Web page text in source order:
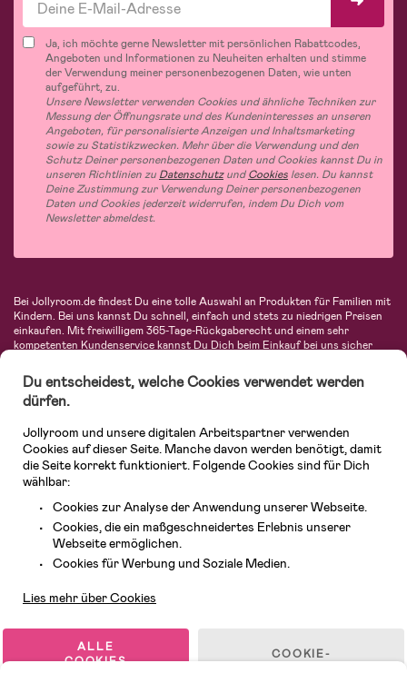
Ja, ich möchte gerne Newsletter mit persönlichen Rabattcodes,
Angeboten und Informationen zu Neuheiten erhalten und stimme
der Verwendung meiner personenbezogenen Daten, wie unten
aufgeführt, zu.
Unsere Newsletter verwenden Cookies und ähnliche Techniken zur
Messung der Öffnungsrate und des Kundeninteresses an unseren
Angeboten, für personalisierte Anzeigen und Inhaltsmarketing
sowie zu Statistikzwecken. Mehr über die Verwendung und den
Schutz Deiner personenbezogenen Daten und Cookies kannst Du in
unseren Richtlinien zu DatenschutzundCookies lesen. Du kannst
Deine Zustimmung zur Verwendung Deiner personenbezogenen
Daten und Cookies jederzeit widerrufen, indem Du Dich vom
Newsletter abmeldest.
Bei Jollyroom.de findest Du eine tolle Auswahl an Produkten für Familien mit
Kindern. Bei uns kannst Du schnell, einfach und stets zu niedrigen Preisen
einkaufen. Mit freiwilligem 365-Tage-Rückgaberecht und einem sehr
kompetenten Kundenservice kannst Du Dich beim Einkauf bei uns sicher
Autositze, Kinder- und Babymode, Produkte für Mütter und eine Menge
fantastischer Einrichtungsgegenstände, Spielsachen, Babyprodukte und
vieles mehr. Wir haben Produkte von bekannten Herstellern wie Britax, Maxi-
Avent, Jack Wolfskin, Cybex, LEGO und vielen mehr. Schau Dich um in
unserer vielfältigen Online-Boutique für Kinder & Babys. Willkommen!
© 2026 Jollyroom GmbH. Alle Rechte vorbehalten.
Du entscheidest, welche Cookies verwendet werden
dürfen.
Jollyroom und unsere digitalen Arbeitspartner verwenden
Cookies auf dieser Seite. Manche davon werden benötigt, damit
die Seite korrekt funktioniert. Folgende Cookies sind für Dich
wählbar:
Cookies zur Analyse der Anwendung unserer Webseite.
Cookies, die ein maßgeschneidertes Erlebnis unserer
Webseite ermöglichen.
Cookies für Werbung und Soziale Medien.
Lies mehr über Cookies
ALLE
COOKIES
COOKIE-